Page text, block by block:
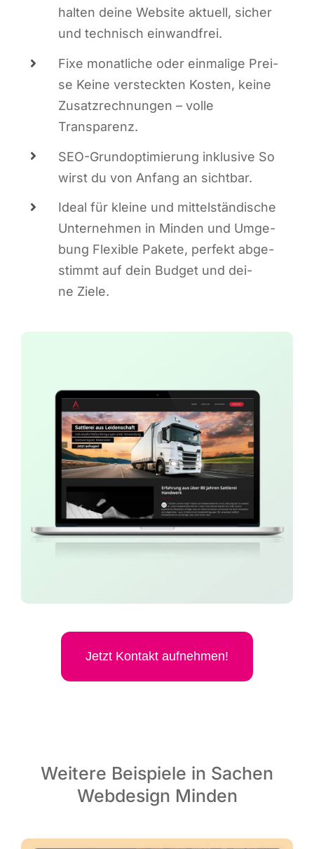
hal­ten dei­ne Web­site aktu­ell, sicher
und tech­nisch einwandfrei.
Fixe monat­li­che oder ein­ma­li­ge Prei­
se Kei­ne ver­steck­ten Kos­ten, kei­ne
Zusatz­rech­nun­gen – vol­le
Transparenz.
SEO-Grund­op­ti­mie­rung inklu­si­ve So
wirst du von Anfang an sichtbar.
Ide­al für klei­ne und mit­tel­stän­di­sche
Unter­neh­men in Min­den und Umge­
bung Fle­xi­ble Pake­te, per­fekt abge­
stimmt auf dein Bud­get und dei­
ne Ziele.
Jetzt Kon­takt aufnehmen!
Weitere Beispiele in Sachen
Webdesign Minden